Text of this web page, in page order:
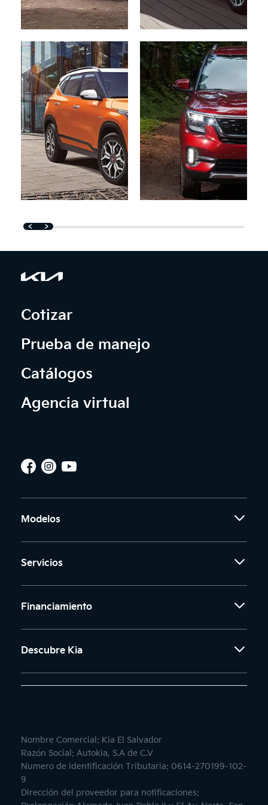
Cotizar
Prueba de manejo
Catálogos
Agencia virtual
Modelos
Servicios
Financiamiento
Descubre Kia
Nombre Comercial: Kia El Salvador
Razón Social: Autokia, S.A de C.V
Numero de Identificación Tributaria: 0614-270199-102-
9
Dirección del proveedor para notificaciones: